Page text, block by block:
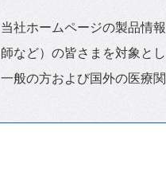
当社ホームページの製品情
師など）の皆さまを対象と
一般の方および国外の医療